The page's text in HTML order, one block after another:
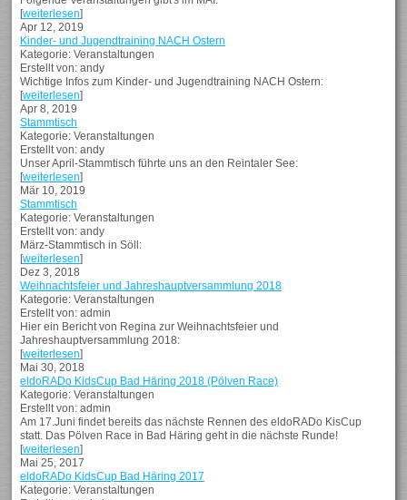
[weiterlesen]
Apr 12, 2019
Kinder- und Jugendtraining NACH Ostern
Kategorie: Veranstaltungen
Erstellt von: andy
Wichtige Infos zum Kinder- und Jugendtraining NACH Ostern:
[weiterlesen]
Apr 8, 2019
Stammtisch
Kategorie: Veranstaltungen
Erstellt von: andy
Unser April-Stammtisch führte uns an den Reintaler See:
[weiterlesen]
Mär 10, 2019
Stammtisch
Kategorie: Veranstaltungen
Erstellt von: andy
März-Stammtisch in Söll:
[weiterlesen]
Dez 3, 2018
Weihnachtsfeier und Jahreshauptversammlung 2018
Kategorie: Veranstaltungen
Erstellt von: admin
Hier ein Bericht von Regina zur Weihnachtsfeier und
Jahreshauptversammlung 2018:
[weiterlesen]
Mai 30, 2018
eldoRADo KidsCup Bad Häring 2018 (Pölven Race)
Kategorie: Veranstaltungen
Erstellt von: admin
Am 17.Juni findet bereits das nächste Rennen des eldoRADo KisCup
statt. Das Pölven Race in Bad Häring geht in die nächste Runde!
[weiterlesen]
Mai 25, 2017
eldoRADo KidsCup Bad Häring 2017
Kategorie: Veranstaltungen